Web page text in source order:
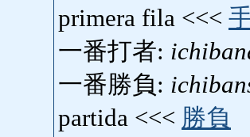
primera fila <<<
一番打者:
一番勝負:
partida <<< 勝負